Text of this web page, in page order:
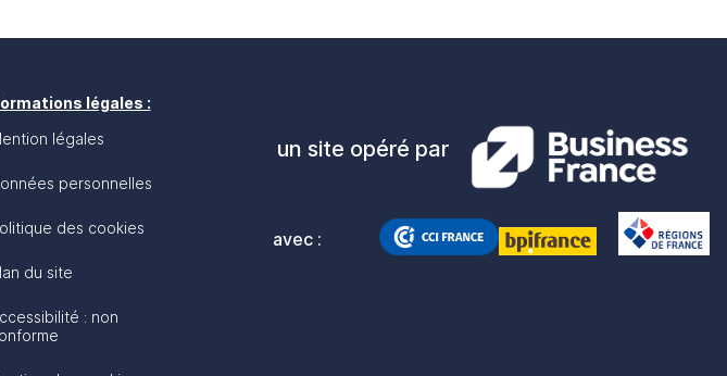
légales :
légales
personnelles
des cookies
du site
: non
un site opéré par
avec :